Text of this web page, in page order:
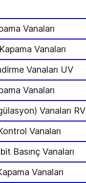
Vanaları
Vanaları
Vanaları UV
Vanaları
Vanaları RV
Vanaları
Basınç Vanaları
Vanaları